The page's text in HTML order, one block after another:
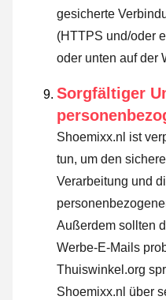
gesicherte
(HTTPS und/oder
oder unten auf der
Sorgfältiger
Shoemixx.nl ist
tun, um den
Verarbeitung und
Außerdem sollten
Werbe-E-Mails
Thuiswinkel.org
Shoemixx.nl über